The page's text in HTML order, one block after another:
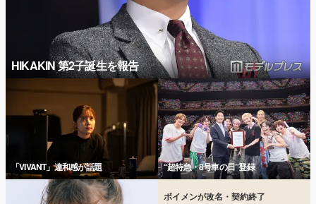
HIKAKIN 第2子誕生を報告
「VIVANT」違和感が話題 “超特急・8号車の日”登録
ボイメンが改名・契約終了